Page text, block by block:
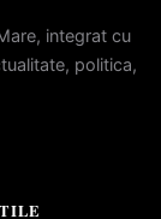
integrat cu
politica,